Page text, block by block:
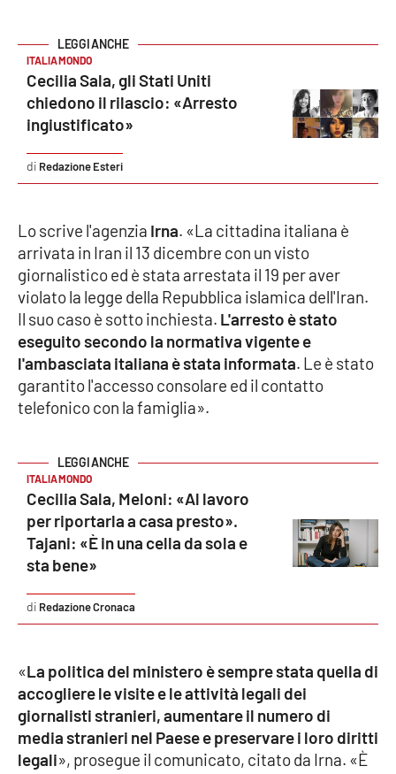
Economia e Lavoro
Politica
Sanità
Sport
Good Morning Vietnam
Parchi Marini Calabria
Imprese Di Calabria
Le perfidie di Antonella Grippo
Venti di comunicazione
LaC TV
LaC Network
ITALIA MONDO
Cecilia Sala, gli Stati Uniti
chiedono il rilascio: «Arresto
ingiustificato»
Redazione Esteri
Lo scrive l'agenzia Irna. «La cittadina italiana è
arrivata in Iran il 13 dicembre con un visto
giornalistico ed è stata arrestata il 19 per aver
violato la legge della Repubblica islamica dell'Iran.
Il suo caso è sotto inchiesta. L'arresto è stato
eseguito secondo la normativa vigente e
l'ambasciata italiana è stata informata. Le è stato
garantito l'accesso consolare ed il contatto
telefonico con la famiglia».
ITALIA MONDO
Cecilia Sala, Meloni: «Al lavoro
per riportarla a casa presto».
Tajani: «È in una cella da sola e
sta bene»
Redazione Cronaca
«La politica del ministero è sempre stata quella di
accogliere le visite e le attività legali dei
giornalisti stranieri, aumentare il numero di
media stranieri nel Paese e preservare i loro diritti
legali», prosegue il comunicato, citato da Irna. «È